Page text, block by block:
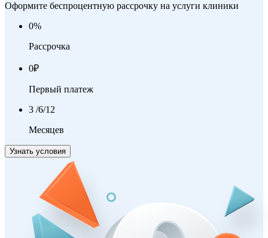
Оформите беспроцентную рассрочку на услуги клиники
0%
Рассрочка
0₽
Первый платеж
3 /6/12
Месяцев
Узнать условия